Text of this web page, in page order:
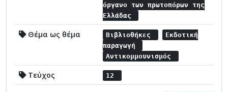
όργανο των πρωτοπόρων της
Ελλάδας
Θέμα ως θέμα Βιβλιοθήκες
Εκδοτική
παραγωγή
Αντικομμουνισμός
Τεύχος 12